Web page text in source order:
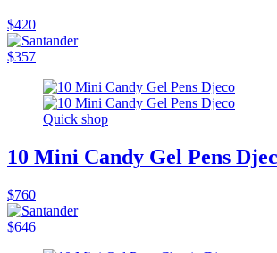
$420
$357
Quick shop
10 Mini Candy Gel Pens
$760
$646